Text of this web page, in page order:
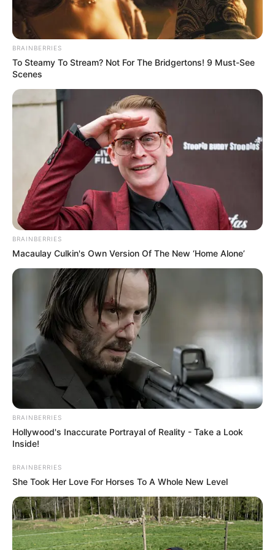
koi humse door jana chahe to kya kare, कोई हमसे दूर जाना
चाहे तो क्या करें – समाधान जानें
BRAINBERRIES
To Steamy To Stream? Not For The Bridgertons! 9 Must-See
Scenes
BRAINBERRIES
Macaulay Culkin's Own Version Of The New ‘Home Alone’
BRAINBERRIES
Hollywood's Inaccurate Portrayal of Reality - Take a Look
Inside!
BRAINBERRIES
She Took Her Love For Horses To A Whole New Level